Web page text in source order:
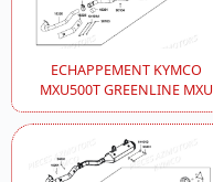
ECHAPPEMENT KYMCO
MXU500T GREENLINE MXU